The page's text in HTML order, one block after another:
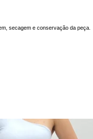
secagem e conservação da peça.